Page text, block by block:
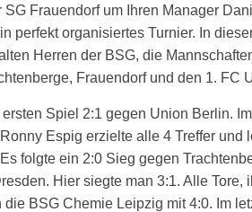
SG Frauendorf um Ihren Manager
perfekt organisiertes Turnier. In
Herren der BSG, die
Frauendorf und den 1. FC
Spiel 2:1 gegen Union Berlin.
Espig erzielte alle 4 Treffer
folgte ein 2:0 Sieg gegen
Hier siegte man 3:1. Alle
BSG Chemie Leipzig mit 4:0. Im